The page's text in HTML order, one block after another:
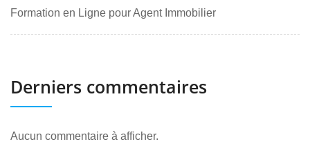
Formation en Ligne pour Agent Immobilier
Derniers commentaires
Aucun commentaire à afficher.